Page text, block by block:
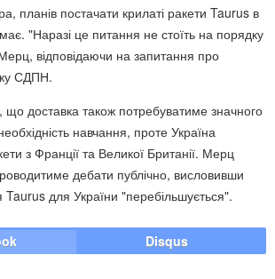
планів постачати крилаті ракети Taurus в
"Наразі це питання не стоїть на порядку
відповідаючи на запитання про
СДПН.
що доставка також потребуватиме значного
навчання, проте Україна
з Франції та Великої Британії. Мерц
дебати публічно, висловивши
для України "перебільшується".
Disqus